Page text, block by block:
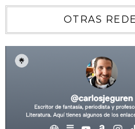
OTRAS